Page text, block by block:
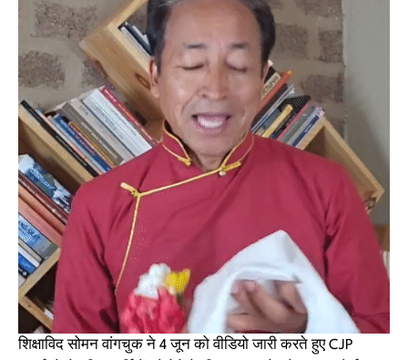
शिक्षाविद सोमन वांगचुक ने 4 जून को वीडियो जारी करते हुए CJP